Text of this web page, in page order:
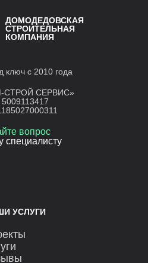
ДОМОДЕДОВСКАЯ
СТРОИТЕЛЬНАЯ
КОМПАНИЯ
ключ с 2010 года
СЕРВИС»
вопрос
специалисту
УСЛУГИ